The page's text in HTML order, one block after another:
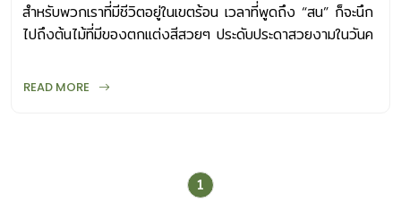
สำหรับพวกเราที่มีชีวิตอยู่ในเขตร้อน เวลาที่พูดถึง “สน” ก็จะนึก
ไปถึงต้นไม้ที่มีของตกแต่งสีสวยๆ ประดับประดาสวยงามในวันค
ท่ามกลางหิมะขาวโพลน แต่ก็มีไม่น้อยที่อาจคิดไปถึงต้นไม้สูงๆ
ชนิดต่างๆ จะถือกำเนิดขึ้นบนโลกนี้ โดยจัด”สน” ไว้ในกลุ่มพืช
Gymnosperms ซึ่งก็คือ พืชเมล็ดเปลือย หรือไม่มีสิ่งห่อหุ้มไข่
READ MORE
1